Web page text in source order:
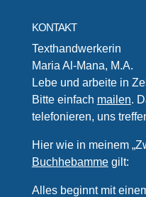
KONTAKT
Texthandwerkerin
Maria Al-Mana, M.A.
Lebe und arbeite in
Bitte einfach mailen.
telefonieren, uns
Hier wie in meinem
Buchhebammegilt:
Alles beginnt mit